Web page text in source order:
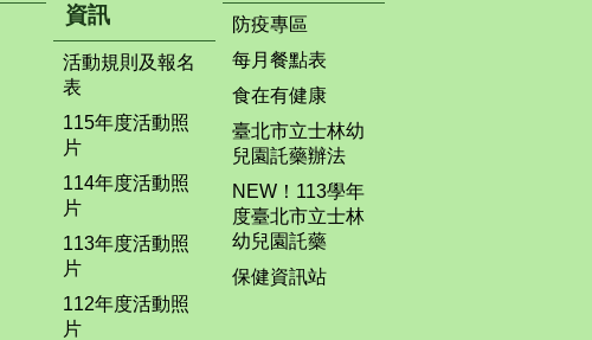
資訊
活動規則及報名
表
115年度活動照
片
114年度活動照
片
113年度活動照
片
112年度活動照
片
防疫專區
每月餐點表
食在有健康
臺北市立士林幼
兒園託藥辦法
NEW！113學年
度臺北市立士林
幼兒園託藥
保健資訊站